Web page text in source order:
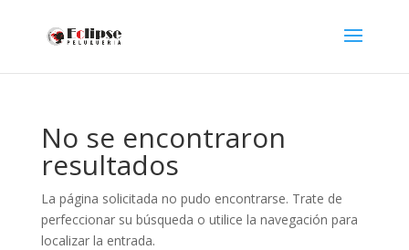
No se encontraron
resultados
La página solicitada no pudo encontrarse. Trate de
perfeccionar su búsqueda o utilice la navegación para
localizar la entrada.